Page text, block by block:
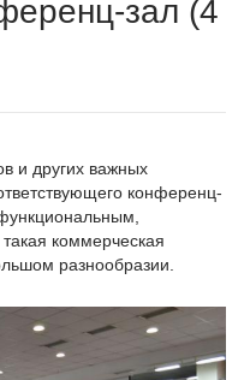
зал (4
и других важных
конференц-
коммерческая
разнообразии.